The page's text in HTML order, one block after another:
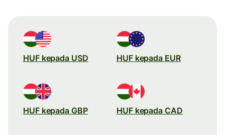
HUF kepada USD HUF kepada EUR
HUF kepada GBP HUF kepada CAD